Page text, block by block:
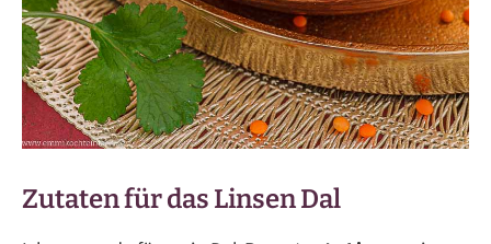
Zutaten für das Linsen Dal